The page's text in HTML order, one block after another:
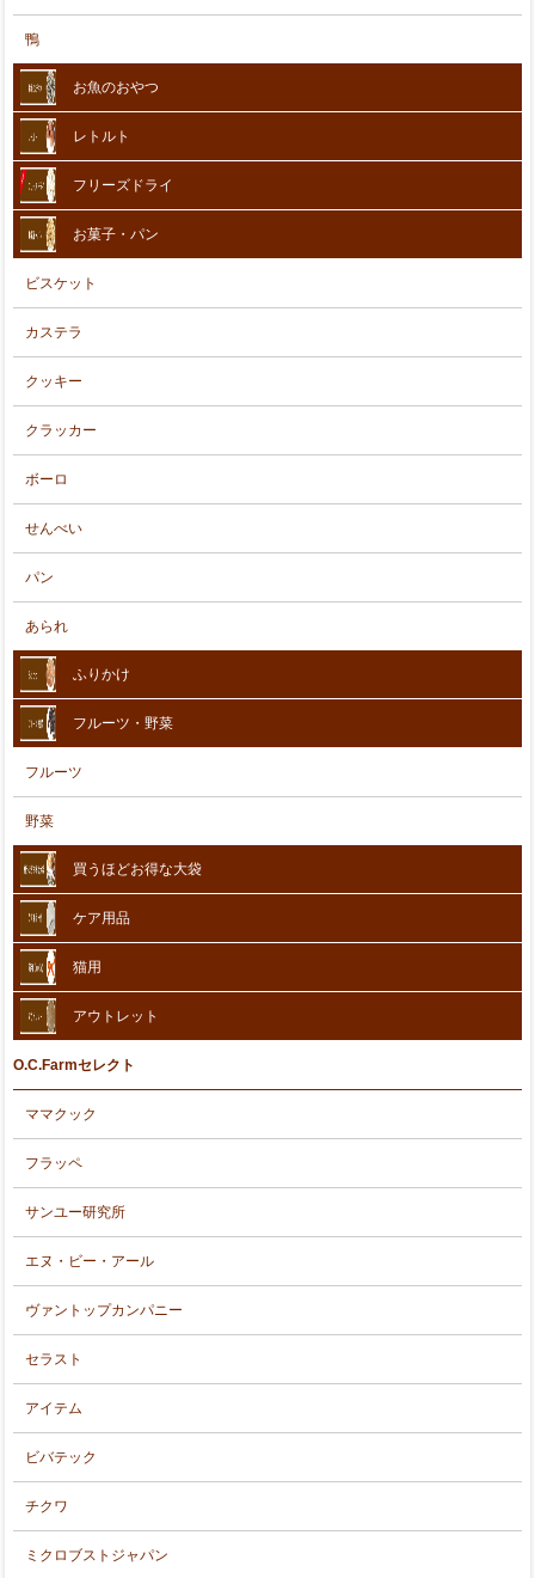
鴨
お魚のおやつ
レトルト
フリーズドライ
お菓子・パン
ビスケット
カステラ
クッキー
クラッカー
ボーロ
せんべい
パン
あられ
ふりかけ
フルーツ・野菜
フルーツ
野菜
買うほどお得な大袋
ケア用品
猫用
アウトレット
O.C.Farmセレクト
ママクック
フラッペ
サンユー研究所
エヌ・ビー・アール
ヴァントップカンパニー
セラスト
アイテム
ビバテック
チクワ
ミクロブストジャパン